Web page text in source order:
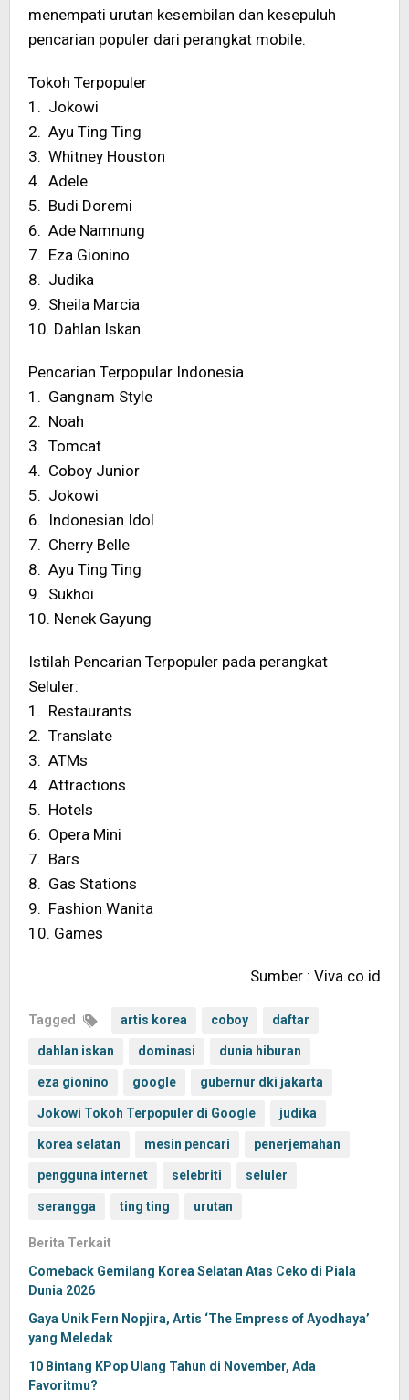
menempati urutan kesembilan dan kesepuluh
pencarian populer dari perangkat mobile.
Tokoh Terpopuler
1. Jokowi
2. Ayu Ting Ting
3. Whitney Houston
4. Adele
5. Budi Doremi
6. Ade Namnung
7. Eza Gionino
8. Judika
9. Sheila Marcia
10. Dahlan Iskan
Pencarian Terpopular Indonesia
1. Gangnam Style
2. Noah
3. Tomcat
4. Coboy Junior
5. Jokowi
6. Indonesian Idol
7. Cherry Belle
8. Ayu Ting Ting
9. Sukhoi
10. Nenek Gayung
Istilah Pencarian Terpopuler pada perangkat
Seluler:
1. Restaurants
2. Translate
3. ATMs
4. Attractions
5. Hotels
6. Opera Mini
7. Bars
8. Gas Stations
9. Fashion Wanita
10. Games
Sumber : Viva.co.id
Tagged artis korea coboy daftar
dahlan iskan dominasi dunia hiburan
eza gionino google gubernur dki jakarta
Jokowi Tokoh Terpopuler di Google judika
korea selatan mesin pencari penerjemahan
pengguna internet selebriti seluler
serangga ting ting urutan
Berita Terkait
Comeback Gemilang Korea Selatan Atas Ceko di Piala
Dunia 2026
Gaya Unik Fern Nopjira, Artis ‘The Empress of Ayodhaya’
yang Meledak
10 Bintang KPop Ulang Tahun di November, Ada
Favoritmu?